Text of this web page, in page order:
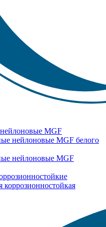
MGF
нейлоновые MGF белого
нейлоновые MGF
коррозионностойкая